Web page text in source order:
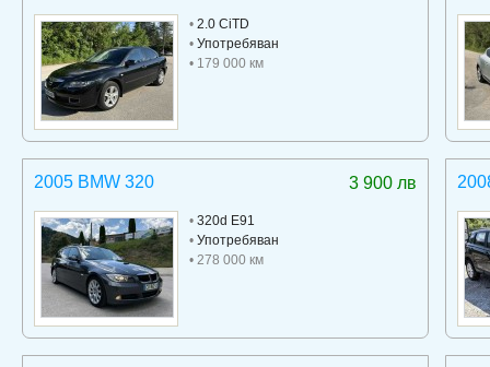
• 2.0 CiTD
• Употребяван
• 179 000 км
3 900 лв
2005 BMW 320
• 320d E91
• Употребяван
• 278 000 км